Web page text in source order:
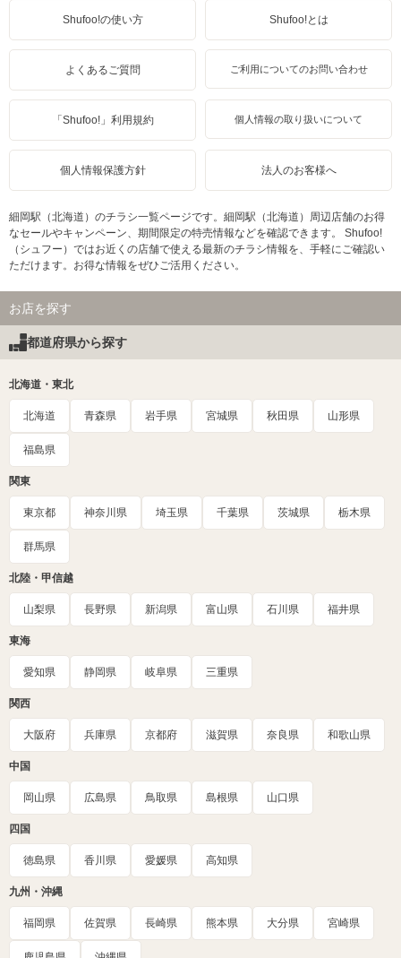
Shufoo!の使い方 Shufoo!とは
よくあるご質問 ご利用についてのお問い合わせ
「Shufoo!」利用規約 個人情報の取り扱いについて
個人情報保護方針 法人のお客様へ
細岡駅（北海道）のチラシ一覧ページです。細岡駅（北海道）周辺店舗のお得
なセールやキャンペーン、期間限定の特売情報などを確認できます。 Shufoo!
（シュフー）ではお近くの店舗で使える最新のチラシ情報を、手軽にご確認い
ただけます。お得な情報をぜひご活用ください。
お店を探す
都道府県から探す
北海道・東北
北海道 青森県 岩手県 宮城県 秋田県 山形県
福島県
関東
東京都 神奈川県 埼玉県 千葉県 茨城県 栃木県
群馬県
北陸・甲信越
山梨県 長野県 新潟県 富山県 石川県 福井県
東海
愛知県 静岡県 岐阜県 三重県
関西
大阪府 兵庫県 京都府 滋賀県 奈良県 和歌山県
中国
岡山県 広島県 鳥取県 島根県 山口県
四国
徳島県 香川県 愛媛県 高知県
九州・沖縄
福岡県 佐賀県 長崎県 熊本県 大分県 宮崎県